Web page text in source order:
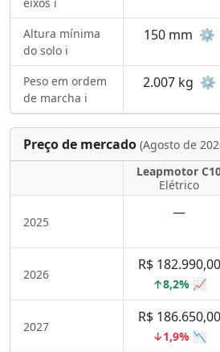
Altura mínima
do solo ℹ️
150 mm ⚙️
Peso em ordem
de marcha ℹ️
2.007 kg ⚙️
Preço de mercado (Agosto de
Leapmotor
Elétrico
2025
—
2026
R$ 182.990,00
↑8,2% 📈
2027
R$ 186.650,00
↓1,9% 📉